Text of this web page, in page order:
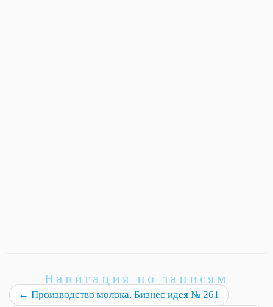
Навигация по записям
← Производство молока. Бизнес идея № 261